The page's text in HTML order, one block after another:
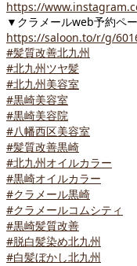
https://
▼クラメールweb予約ペ
https://saloon.to/r/g/
#髪質改善北九州
#北九州ツヤ髪
#北九州美容室
#黒崎美容室
#黒崎美容院
#八幡西区美容室
#髪質改善黒崎
#北九州オイルカラー
#黒崎オイルカラー
#クラメール黒崎
#クラメールコムシティ
#黒崎髪質改善
#脱白髪染め北九州
#白髪ぼかし北九州